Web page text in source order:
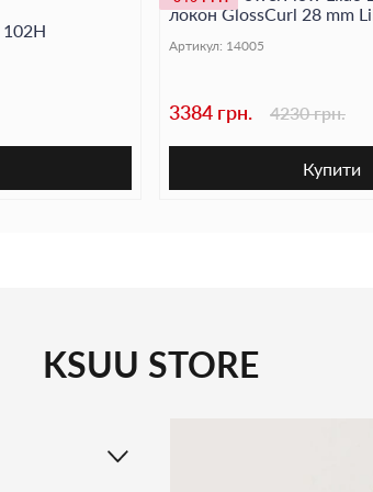
102Н
локон GlossCurl 28 mm
Артикул: 14005
3384 грн. 4230 грн.
Купити
KSUU STORE